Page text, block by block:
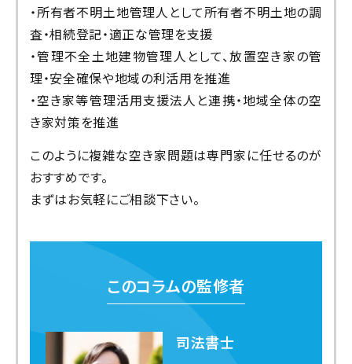
・所有者不明土地管理人として所有者不明土地の調
査・相続登記・適正な管理を支援
・管理不全土地建物管理人として、放置空き家の管
理・安全確保や地域の利活用を推進
・空き家等管理活用支援法人と連携・地域全体の空
き家対策を推進
このように複雑な空き家問題は専門家に任せるのが
おすすめです。
まずはお気軽にご相談下さい。
このコラムの監修者
司法書士